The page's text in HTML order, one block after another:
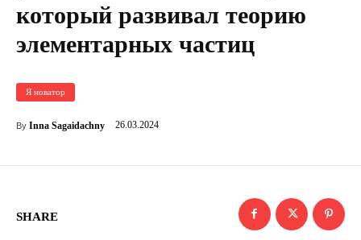
который развивал теорию
элементарных частиц
Я новатор
By Inna Sagaidachny 26.03.2024
SHARE